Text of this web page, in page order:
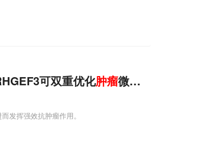
可双重优化肿瘤微环境，将“冷
发挥强效抗肿瘤作用。